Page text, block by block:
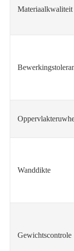
Materiaalkwaliteit
Wanddikte
Gewichtscontrole